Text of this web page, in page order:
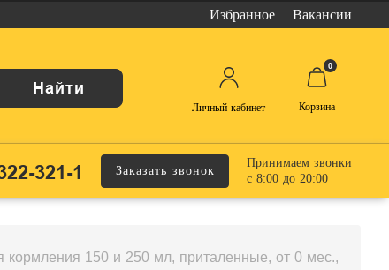
Избранное Вакансии
Найти
Личный кабинет Корзина
0
321-1 Заказать звонок
Принимаем звонки
с 8:00 до 20:00
кормления 150 и 250 мл, приталенные, от 0 мес.,